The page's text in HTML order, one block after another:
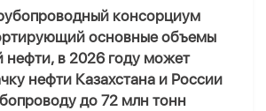
консорциум
основные объемы
нефти, в 2026 году может
нефти Казахстана и России
до 72 млн тонн